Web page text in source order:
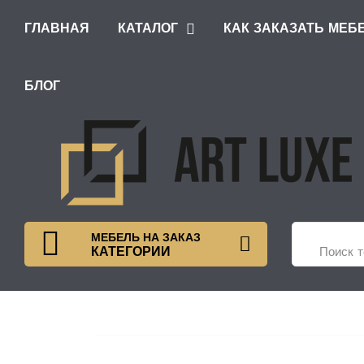
ГЛАВНАЯ КАТАЛОГ КАК ЗАКАЗАТЬ
БЛОГ
МЕБЕЛЬ НА ЗАКАЗ
КАТЕГОРИИ